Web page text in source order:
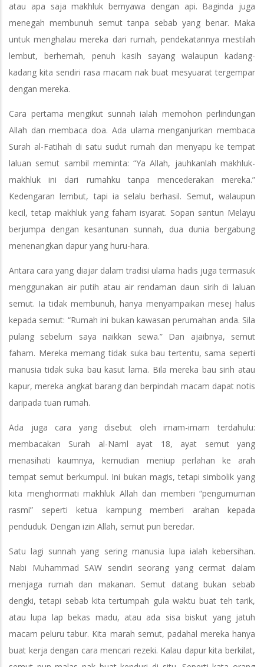
atau apa saja makhluk bernyawa dengan api. Baginda juga
menegah membunuh semut tanpa sebab yang benar. Maka
untuk menghalau mereka dari rumah, pendekatannya mestilah
lembut, berhemah, penuh kasih sayang walaupun kadang-
kadang kita sendiri rasa macam nak buat mesyuarat tergempar
dengan mereka.
Cara pertama mengikut sunnah ialah memohon perlindungan
Allah dan membaca doa. Ada ulama menganjurkan membaca
Surah al-Fatihah di satu sudut rumah dan menyapu ke tempat
laluan semut sambil meminta: “Ya Allah, jauhkanlah makhluk-
makhluk ini dari rumahku tanpa mencederakan mereka.”
Kedengaran lembut, tapi ia selalu berhasil. Semut, walaupun
kecil, tetap makhluk yang faham isyarat. Sopan santun Melayu
berjumpa dengan kesantunan sunnah, dua dunia bergabung
menenangkan dapur yang huru-hara.
Antara cara yang diajar dalam tradisi ulama hadis juga termasuk
menggunakan air putih atau air rendaman daun sirih di laluan
semut. Ia tidak membunuh, hanya menyampaikan mesej halus
kepada semut: “Rumah ini bukan kawasan perumahan anda. Sila
pulang sebelum saya naikkan sewa.” Dan ajaibnya, semut
faham. Mereka memang tidak suka bau tertentu, sama seperti
manusia tidak suka bau kasut lama. Bila mereka bau sirih atau
kapur, mereka angkat barang dan berpindah macam dapat notis
daripada tuan rumah.
Ada juga cara yang disebut oleh imam-imam terdahulu:
membacakan Surah al-Naml ayat 18, ayat semut yang
menasihati kaumnya, kemudian meniup perlahan ke arah
tempat semut berkumpul. Ini bukan magis, tetapi simbolik yang
kita menghormati makhluk Allah dan memberi “pengumuman
rasmi” seperti ketua kampung memberi arahan kepada
penduduk. Dengan izin Allah, semut pun beredar.
Satu lagi sunnah yang sering manusia lupa ialah kebersihan.
Nabi Muhammad SAW sendiri seorang yang cermat dalam
menjaga rumah dan makanan. Semut datang bukan sebab
dengki, tetapi sebab kita tertumpah gula waktu buat teh tarik,
atau lupa lap bekas madu, atau ada sisa biskut yang jatuh
macam peluru tabur. Kita marah semut, padahal mereka hanya
buat kerja dengan cara mencari rezeki. Kalau dapur kita berkilat,